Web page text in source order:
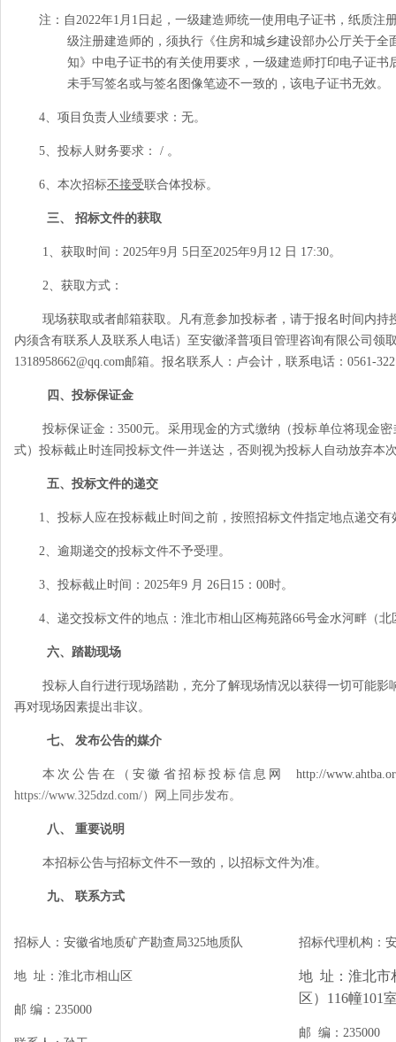
注：自2022年1 月 1 日起，一级建造师统一使用电子证书，纸质注
级注册建造师的，须执行《住房和城乡建设部办公厅关于全
知》中电子证书的有关使用要求，一级建造师打印电子证书
未手写签名或与签名图像笔迹不一致的，该电子证书无效。
4、项目负责人业绩要求：无。
5、投标人财务要求： / 。
6、本次招标不接受联合体投标。
三、 招标文件的获取
1、获取时间： 2025年9月 5 日至2025年9月 12 日 17:30。
2、获取方式：
现场获取或者邮箱获取。凡有意参加投标者，请于报名时间内持
内须含有联系人及联系人电话）至安徽泽普项目管理咨询有限公司领
1318958662@qq.com邮箱。报名联系人：卢会计，联系电话： 0561-
四、投标保证金
投标保证金： 3500元。采用现金的方式缴纳（投标单位将现金
式）投标截止时连同投标文件一并送达，否则视为投标人自动放弃本
五、投标文件的递交
1、投标人应在投标截止时间之前，按照招标文件指定地点递交有
2、逾期递交的投标文件不予受理。
3、投标截止时间： 2025年9 月 26 日 15 ： 00时。
4、递交投标文件的地点：淮北市相山区梅苑路66号金水河畔（北
六、踏勘现场
投标人自行进行现场踏勘，充分了解现场情况以获得一切可能影
再对现场因素提出非议。
七、 发布公告的媒介
本次公告在（安徽省招标投标信息网
http://
https://www.325dzd.com/）网上同步发布。
八、 重要说明
本招标公告与招标文件不一致的，以招标文件为准。
九、 联系方式
招标人：安徽省地质矿产勘查局325地质队
地 址：淮北市相山区
邮 编： 235000
招标代理机构：
地 址：淮北市
区） 116幢101
邮 编： 235000